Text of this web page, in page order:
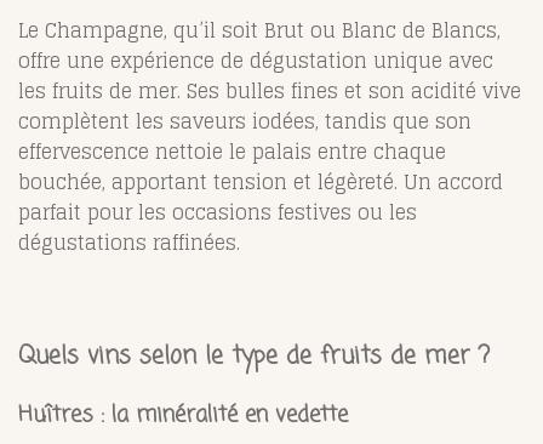
Le Champagne, qu’il soit Brut ou Blanc de Blancs,
offre une expérience de dégustation unique avec
les fruits de mer. Ses bulles fines et son acidité vive
complètent les saveurs iodées, tandis que son
effervescence nettoie le palais entre chaque
bouchée, apportant tension et légèreté. Un accord
parfait pour les occasions festives ou les
dégustations raffinées.
Quels vins selon le type de fruits de mer ?
Huîtres : la minéralité en vedette